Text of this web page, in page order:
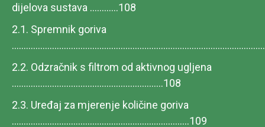
dijelova sustava ............108
2.1. Spremnik goriva
2.2. Odzračnik s filtrom od aktivnog ugljena
................................................................108
2.3. Uređaj za mjerenje količine goriva
...........................................................................109